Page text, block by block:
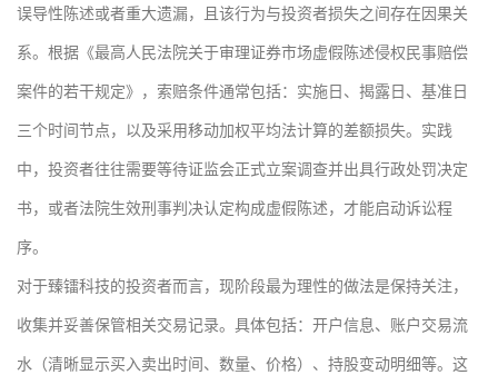
误导性陈述或者重大遗漏，且该行为与投资者损失之间存在因果关
系。根据《最高人民法院关于审理证券市场虚假陈述侵权民事赔偿
案件的若干规定》，索赔条件通常包括：实施日、揭露日、基准日
三个时间节点，以及采用移动加权平均法计算的差额损失。实践
中，投资者往往需要等待证监会正式立案调查并出具行政处罚决定
书，或者法院生效刑事判决认定构成虚假陈述，才能启动诉讼程
序。
对于臻镭科技的投资者而言，现阶段最为理性的做法是保持关注，
收集并妥善保管相关交易记录。具体包括：开户信息、账户交易流
水（清晰显示买入卖出时间、数量、价格）、持股变动明细等。这